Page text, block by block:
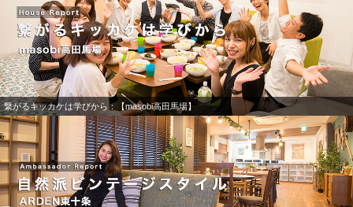
繋がるキッカケは学びから：【masobi高田馬場】